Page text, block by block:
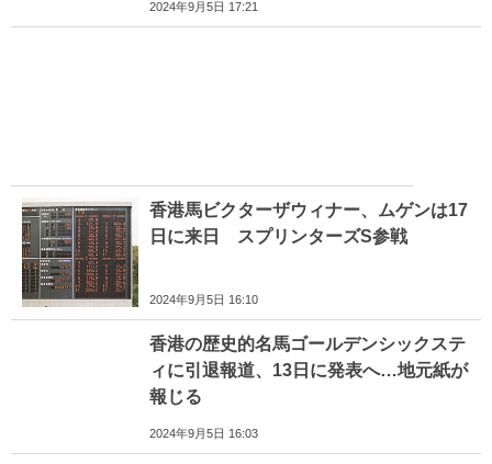
2024年9月5日 17:21
香港馬ビクターザウィナー、ムゲンは17
日に来日 スプリンターズS参戦
2024年9月5日 16:10
香港の歴史的名馬ゴールデンシックステ
ィに引退報道、13日に発表へ…地元紙が
報じる
2024年9月5日 16:03